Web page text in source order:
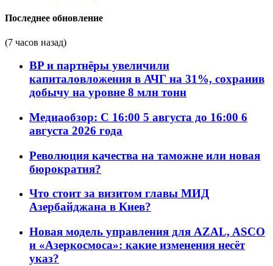
Последнее обновление
(7 часов назад)
BP и партнёры увеличили
капиталовложения в АЧГ на 31%, сохранив
добычу на уровне 8 млн тонн
Медиаобзор: С 16:00 5 августа до 16:00 6
августа 2026 года
Революция качества на таможне или новая
бюрократия?
Что стоит за визитом главы МИД
Азербайджана в Киев?
Новая модель управления для AZAL, ASCO
и «Азеркосмоса»: какие изменения несёт
указ?